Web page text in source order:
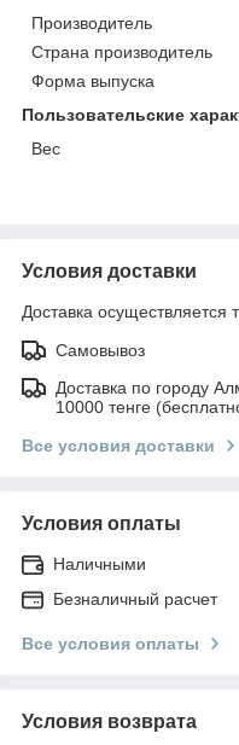
Производитель
Страна производитель
Форма выпуска
Пользовательские
Вес
Условия доставки
Доставка осуществляется
Самовывоз
Доставка по городу
10000 тенге
Все условия доставки
Условия оплаты
Наличными
Безналичный расчет
Все условия оплаты
Условия возврата